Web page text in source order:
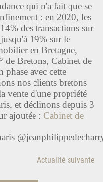
qui n'a fait que se
: en 2020, les
des transactions sur
19% sur le
en Bretagne,
de Bretons, Cabinet de
phase avec cette
nos clients bretons
vente d'une propriété
et déclinons depuis 3
ajoutée : Cabinet de
Actualité suivante